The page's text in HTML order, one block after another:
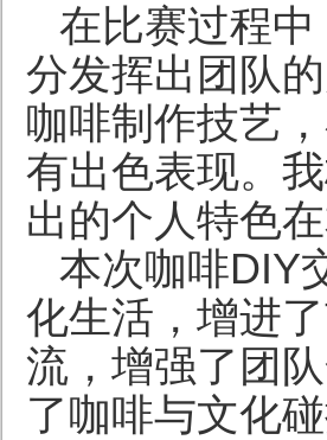
在比赛过程
分发挥出团队
咖啡制作技艺
有出色表现。
出的个人特色
本次咖啡DIY
化生活，增进
流，增强了团
了咖啡与文化